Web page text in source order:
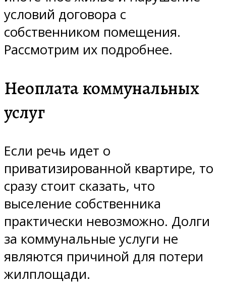
условий договора с
собственником помещения.
Рассмотрим их подробнее.
Неоплата коммунальных
услуг
Если речь идет о
приватизированной квартире, то
сразу стоит сказать, что
выселение собственника
практически невозможно. Долги
за коммунальные услуги не
являются причиной для потери
жилплощади.